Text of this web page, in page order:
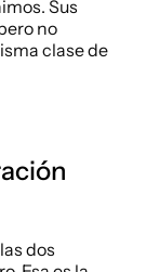
Sus
no
clase de
dos